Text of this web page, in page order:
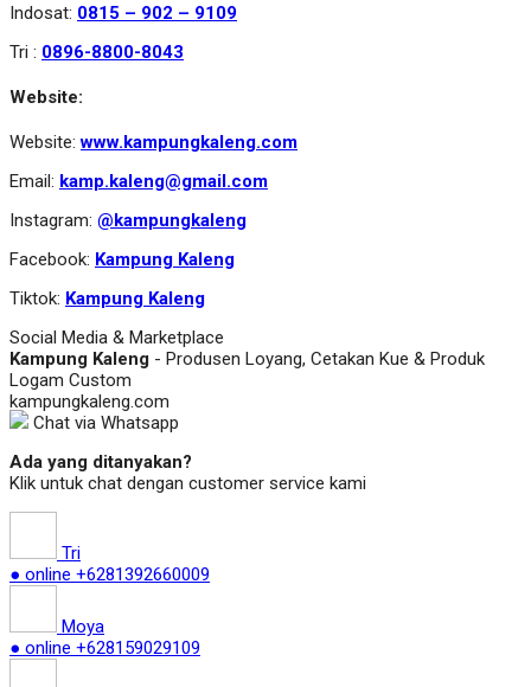
Indosat: 0815 – 902 – 9109
Tri : 0896-8800-8043
Website:
Website:www.kampungkaleng.com
Email: kamp.kaleng@gmail.com
Instagram: @kampungkaleng
Facebook: Kampung Kaleng
Tiktok: Kampung Kaleng
Social Media & Marketplace
Kampung Kaleng - Produsen Loyang, Cetakan Kue & Produk
Logam Custom
kampungkaleng.com
Chat via Whatsapp
Ada yang ditanyakan?
Klik untuk chat dengan customer service kami
Tri
● online +6281392660009
Moya
● online +628159029109